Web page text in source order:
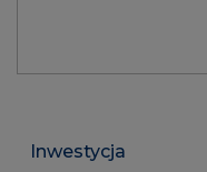
Inwestycja